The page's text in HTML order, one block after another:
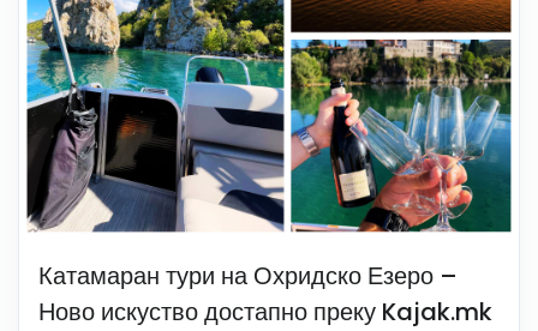
Катамаран тури на Охридско Езеро –
Ново искуство достапно преку Kajak.mk